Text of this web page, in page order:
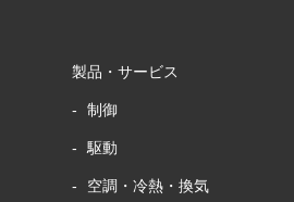
製品・サービス
制御
駆動
空調・冷熱・換気